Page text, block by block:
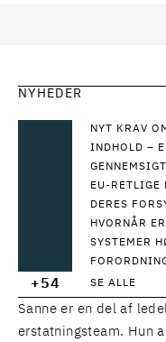
NYHEDER
NYT KRAV
INDHOLD –
EU-RETLIGE
DERES
HVORNÅR
SYSTEMER
+54 SE ALLE
Sanne er en del af
erstatningsteam. Hun